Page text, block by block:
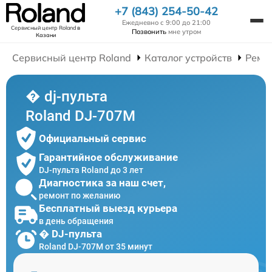
Сервисный центр Rolandв
Казани
+7 (843) 254-50-42
Ежедневно с 9:00 до 21:00
Позвонить мне утром
Сервисный центр Roland Каталог устройств
� dj-пульта
Roland DJ-707M
Официальный сервис
Гарантийное обслуживание
DJ-пульта Roland до 3 лет
Диагностика за наш счет,
ремонт по желанию
Бесплатный выезд курьера
в день обращения
� DJ-пульта
Roland DJ-707M от 35 минут